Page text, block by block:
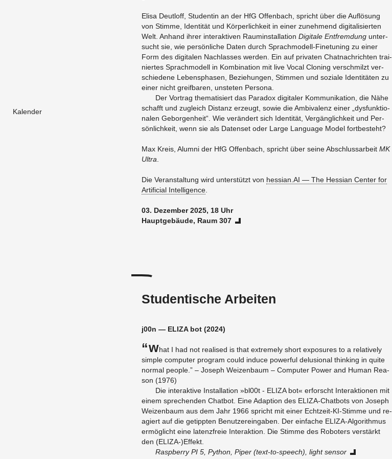
Kalender
Elisa Deut­loff, Stu­den­tin an der HfG Of­fen­bach, spricht über die Auf­lö­sung
von Stim­me, Iden­ti­tät und Kör­per­lich­keit in einer zu­neh­mend di­gi­ta­li­sier­ten
Welt. An­hand ihrer in­ter­ak­ti­ven Raum­in­stal­la­ti­on Di­gi­ta­le Ent­frem­dung un­ter­
sucht sie, wie per­sön­li­che Daten durch Sprach­mo­dell-Fi­n­etu­ning zu einer
Form des di­gi­ta­len Nach­las­ses wer­den. Ein auf pri­va­ten Chat­nach­rich­ten trai­
nier­tes Sprach­mo­dell in Kom­bi­na­ti­on mit live Vocal Clo­n­ing ver­schmilzt ver­
schie­de­ne Le­bens­pha­sen, Be­zie­hun­gen, Stim­men und so­zia­le Iden­ti­tä­ten zu
einer nicht greif­ba­ren, un­ste­ten Per­so­na.
Der Vor­trag the­ma­ti­siert das Pa­ra­dox di­gi­ta­ler Kom­mu­ni­ka­ti­on, die Nähe
schafft und zu­gleich Dis­tanz er­zeugt, sowie die Am­bi­va­lenz einer „dys­funk­tio­
na­len Ge­bor­gen­heit“. Wie ver­än­dert sich Iden­ti­tät, Ver­gäng­lich­keit und Per­
sön­lich­keit, wenn sie als Da­ten­set oder Large Lan­gua­ge Model fort­be­steht?
Max Kreis, Alum­ni der HfG Of­fen­bach, spricht über seine Ab­schluss­ar­beit MK
Ultra
Die Ver­an­stal­tung wird un­ter­stützt von hessian.​AI — The Hes­sian Cen­ter for
Ar­ti­fi­ci­al In­tel­li­gence
03. De­zem­ber 2025, 18 Uhr
Haupt­ge­bäu­de, Raum 307
Studentische Arbeiten
j00n — ELIZA bot (2024)
“What I had not rea­li­sed is that ex­tre­me­ly short ex­po­sures to a re­la­tive­ly
sim­ple com­pu­ter pro­gram could in­du­ce power­ful de­lu­sio­nal thin­king in quite
nor­mal peop­le.” – Jo­seph Wei­zen­baum – Com­pu­ter Power and Human Re­a­
son (1976)
Die in­ter­ak­ti­ve In­stal­la­ti­on »bl00t - ELIZA bot« er­forscht In­ter­ak­tio­nen mit
einem spre­chen­den Chat­bot. Eine Ad­ap­ti­on des ELIZA-Chat­bots von Jo­seph
Wei­zen­baum aus dem Jahr 1966 spricht mit einer Echt­zeit-KI-Stim­me und re­
agiert auf die ge­tipp­ten Be­nut­zer­ein­ga­ben. Der ein­fa­che ELIZA-Al­go­rith­mus
er­mög­licht eine la­tenz­freie In­ter­ak­ti­on. Die Stim­me des Ro­bo­ters ver­stärkt
den (ELIZA-)Ef­fekt.
Raspber­ry PI 5, Py­thon, Piper (text-to-speech), light sen­sor